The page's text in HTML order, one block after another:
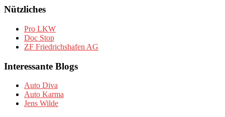
Nützliches
Pro LKW
Doc Stop
ZF Friedrichshafen AG
Interessante Blogs
Auto Diva
Auto Karma
Jens Wilde